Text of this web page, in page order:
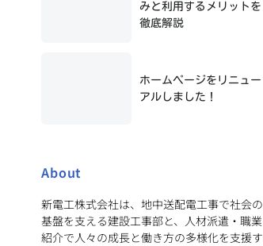
みと利用するメリットを
徹底解説
ホームページをリニュー
アルしました！
About
新電工株式会社は、地中送配電工事で社会の
基盤を支える建設工事部と、人材派遣・職業
紹介で人々の成長と働き方の多様化を支援す